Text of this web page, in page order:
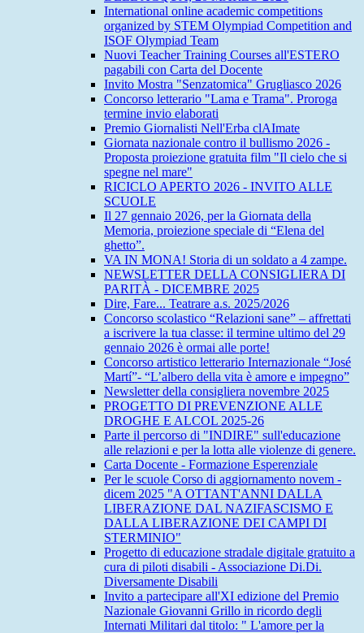
International online academic competitions
organized by STEM Olympiad Competition and
ISOF Olympiad Team
Nuovi Teacher Training Courses all'ESTERO
pagabili con Carta del Docente
Invito Mostra "Senzatomica" Grugliasco 2026
Concorso letterario "Lama e Trama". Proroga
termine invio elaborati
Premio Giornalisti Nell'Erba clAImate
Giornata nazionale contro il bullismo 2026 -
Proposta proiezione gratuita film "Il cielo che si
spegne nel mare"
RICICLO APERTO 2026 - INVITO ALLE
SCUOLE
Il 27 gennaio 2026, per la Giornata della
Memoria, proiezione speciale di “Elena del
ghetto”.
VA IN MONA! Storia di un soldato a 4 zampe.
NEWSLETTER DELLA CONSIGLIERA DI
PARITÀ - DICEMBRE 2025
Dire, Fare... Teatrare a.s. 2025/2026
Concorso scolastico “Relazioni sane” – affrettati
a iscrivere la tua classe: il termine ultimo del 29
gennaio 2026 è ormai alle porte!
Concorso artistico letterario Internazionale “José
Martí”- “L’albero della vita è amore e impegno”
Newsletter della consigliera novembre 2025
PROGETTO DI PREVENZIONE ALLE
DROGHE E ALCOL 2025-26
Parte il percorso di "INDIRE" sull'educazione
alle relazioni e per la lotta alle violenze di genere.
Carta Docente - Formazione Esperenziale
Per le scuole Corso di aggiornamento novem -
dicem 2025 "A OTTANT'ANNI DALLA
LIBERAZIONE DAL NAZIFASCISMO E
DALLA LIBERAZIONE DEI CAMPI DI
STERMINIO"
Progetto di educazione stradale digitale gratuito a
cura di piloti disabili - Associazione Di.Di.
Diversamente Disabili
Invito a partecipare all'XI edizione del Premio
Nazionale Giovanni Grillo in ricordo degli
Internati Militari dal titolo: " L'amore per la